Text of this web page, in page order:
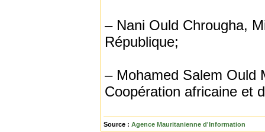
– Nani Ould Chrougha,
République;
– Mohamed Salem Ould
Coopération africaine et
Source : Agence Mauritanienne d'Information